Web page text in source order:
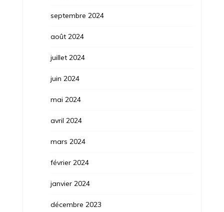
septembre 2024
août 2024
juillet 2024
juin 2024
mai 2024
avril 2024
mars 2024
février 2024
janvier 2024
décembre 2023